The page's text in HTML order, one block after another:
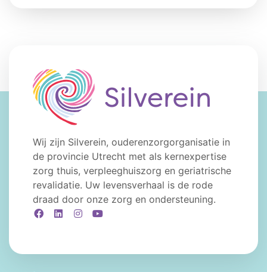
Wij zijn Silverein, ouderenzorgorganisatie in
de provincie Utrecht met als kernexpertise
zorg thuis, verpleeghuiszorg en geriatrische
revalidatie. Uw levensverhaal is de rode
draad door onze zorg en ondersteuning.
FacebookLinkedInInstagram